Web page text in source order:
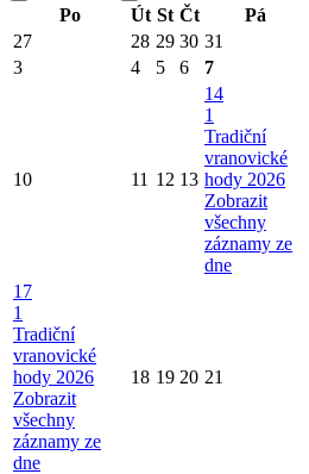
Po
Út St Čt Pá
27
28 29 30 31
3
4 5 6 7
10 11 12 13
14
1
Tradiční
vranovické
hody 2026
Zobrazit
všechny
záznamy ze
dne
17
1
Tradiční
vranovické
hody 2026
Zobrazit
všechny
záznamy ze
dne
18 19 20 21